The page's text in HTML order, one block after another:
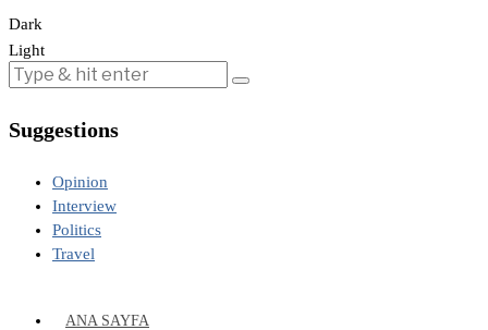
Dark
Light
Suggestions
Opinion
Interview
Politics
Travel
ANA SAYFA